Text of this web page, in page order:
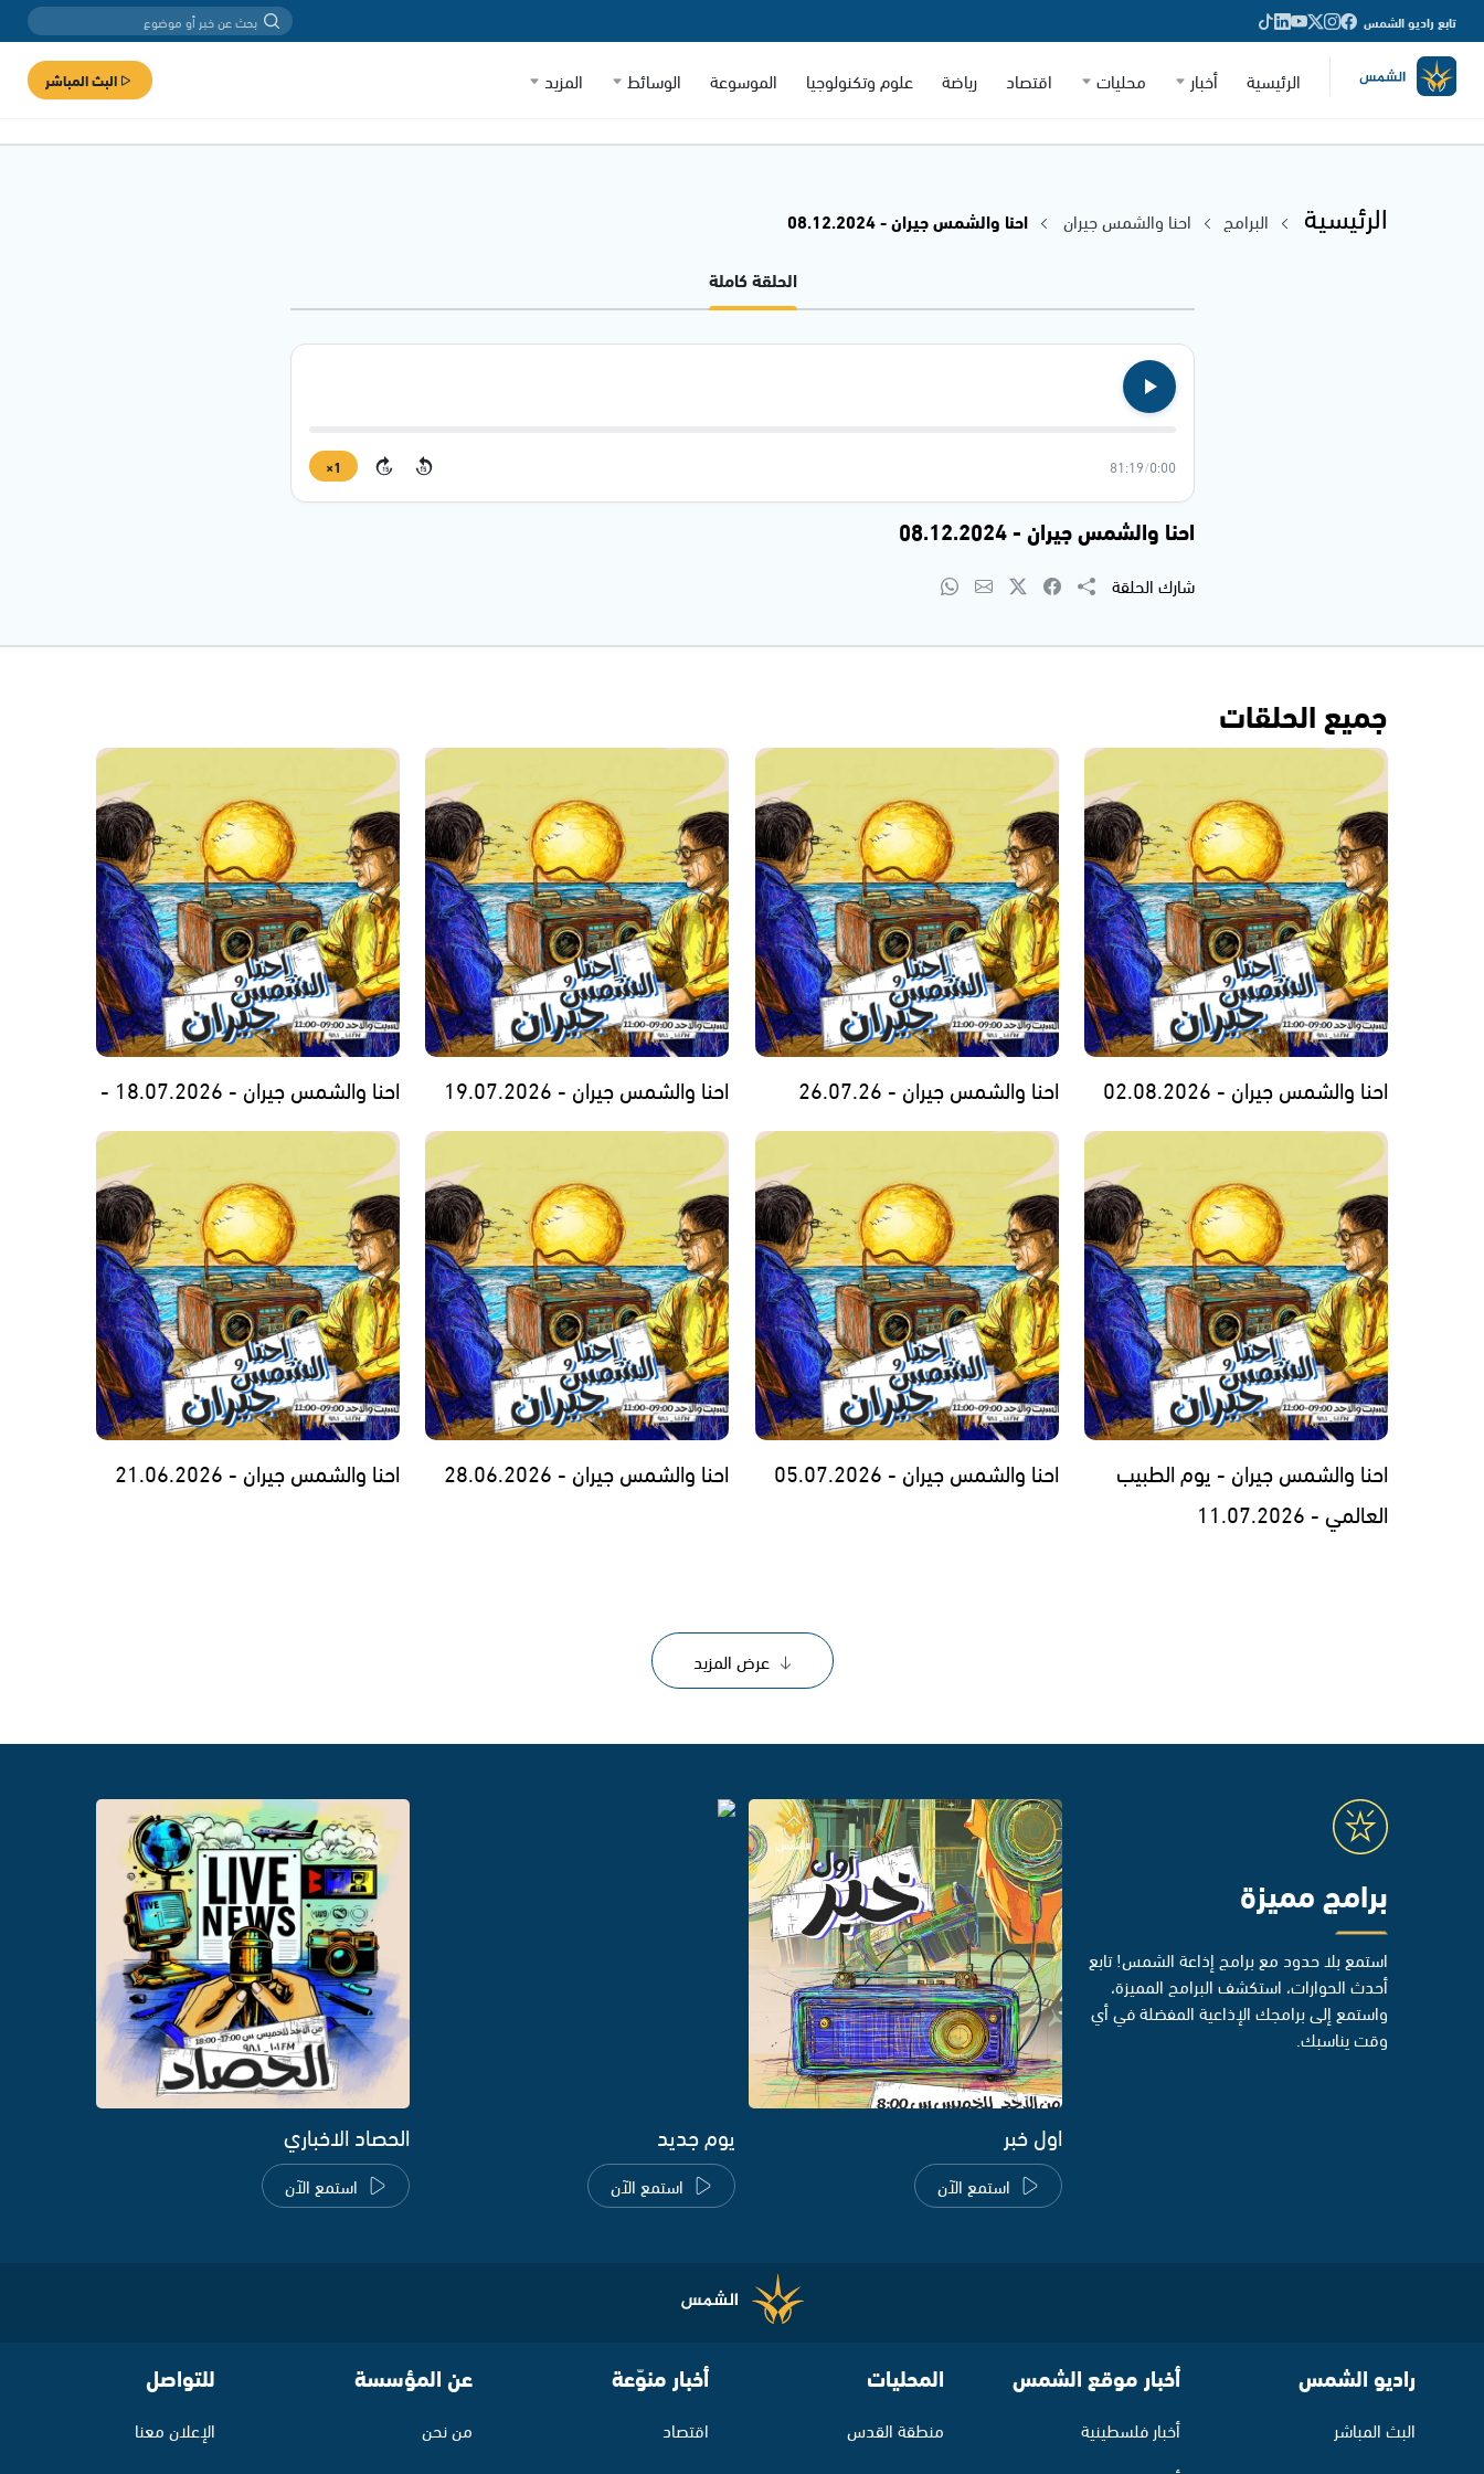
تابع راديو الشمس
الرئيسية أخبار محليات اقتصاد رياضة علوم وتكنولوجيا الموسوعة الوسائط المزيد البث المباشر
الرئيسية البرامج احنا والشمس جيران
احنا والشمس جيران - 08.12.2024
الحلقة كاملة
0:00
/
81:19
15
15
1×
احنا والشمس جيران - 08.12.2024
شارك الحلقة
جميع الحلقات
احنا والشمس جيران - 02.08.2026 احنا والشمس جيران - 26.07.26 احنا والشمس جيران - 19.07.2026 احنا والشمس جيران - 18.07.2026 -
احنا والشمس جيران - يوم الطبيب
العالمي - 11.07.2026
احنا والشمس جيران - 05.07.2026 احنا والشمس جيران - 28.06.2026 احنا والشمس جيران - 21.06.2026
عرض المزيد
برامج مميزة
استمع بلا حدود مع برامج إذاعة الشمس! تابع
أحدث الحوارات، استكشف البرامج المميزة،
واستمع إلى برامجك الإذاعية المفضلة في أي
وقت يناسبك.
اول خبر
استمع الآن
يوم جديد
استمع الآن
الحصاد الاخباري
استمع الآن
راديو الشمس
البث المباشر
أخبار موقع الشمس
أخبار فلسطينية
المحليات
منطقة القدس
أخبار منوّعة
اقتصاد
عن المؤسسة
من نحن
للتواصل
الإعلان معنا